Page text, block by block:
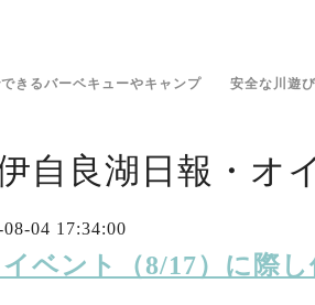
るバーベキューやキャンプ 安全な川遊
自良湖日報・オ
08-04 17:34:00
ベント（8/17）に際